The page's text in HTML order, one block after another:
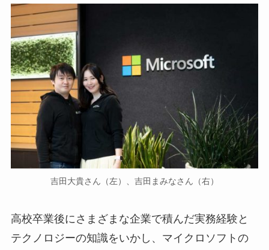
吉田大貴さん（左）、吉田まみなさん（右）
高校卒業後にさまざまな企業で積んだ実務経験と
テクノロジーの知識をいかし、マイクロソフトの